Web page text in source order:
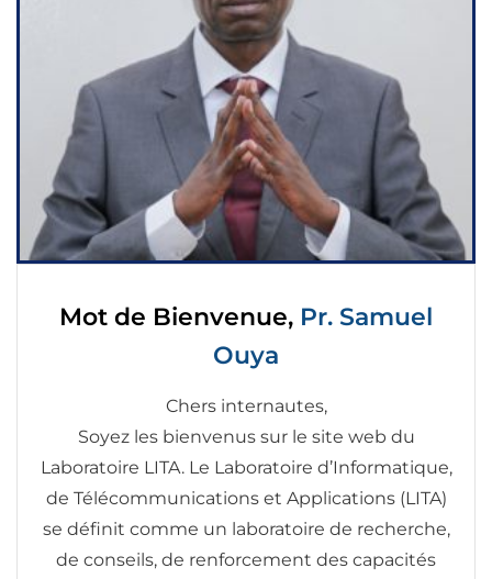
Mot de Bienvenue, Pr. Samuel
Ouya
Chers internautes,
Soyez les bienvenus sur le site web du
Laboratoire LITA. Le Laboratoire d’Informatique,
de Télécommunications et Applications (LITA)
se définit comme un laboratoire de recherche,
de conseils, de renforcement des capacités